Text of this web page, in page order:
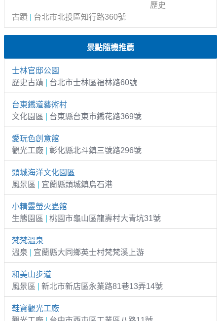
歷史
古蹟
台北市北投區知行路360號
景點隨機推薦
士林官邸公園
歷史古蹟
台北市士林區福林路60號
台東鐵道藝術村
文化園區
台東縣台東市鐵花路369號
愛玩色創意館
觀光工廠
彰化縣北斗鎮三號路296號
頭城海洋文化園區
風景區
宜蘭縣頭城鎮烏石港
小精靈螢火蟲館
生態園區
桃園市龜山區龍壽村大青坑31號
梵梵溫泉
溫泉
宜蘭縣大同鄉英士村梵梵溪上游
和美山步道
風景區
新北市新店區永業路81巷13弄14號
鞋寶觀光工廠